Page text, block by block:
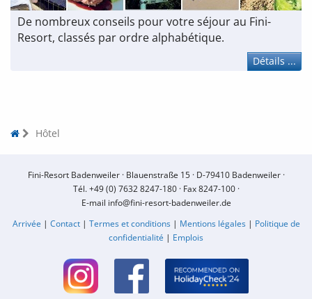
De nombreux conseils pour votre séjour au Fini-
Resort, classés par ordre alphabétique.
Détails ...
Hôtel
Fini-Resort Badenweiler · Blauenstraße 15 · D-79410 Badenweiler ·
Tél.+49 (0) 7632 8247-180· Fax 8247-100 ·
E-mail info@fini-resort-badenweiler.de
Arrivée | Contact| Termes et conditions| Mentions légales| Politique de
confidentialité | Emplois